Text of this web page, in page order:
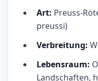
Art: Preuss-
preussi)
Verbreitung:
Lebensraum:
Landschaften,